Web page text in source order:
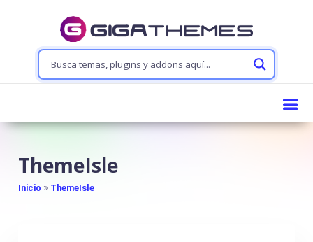
ThemeIsle
Inicio » ThemeIsle